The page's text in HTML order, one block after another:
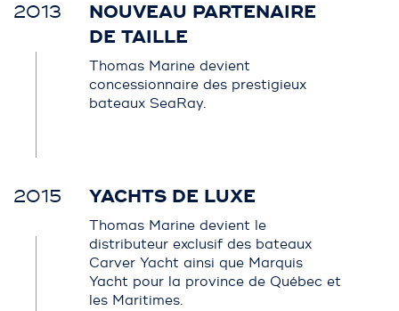
NOUVEAU PARTENAIRE
DE TAILLE
2013
Thomas Marine devient
concessionnaire des prestigieux
bateaux SeaRay.
YACHTS DE LUXE
2015
Thomas Marine devient le
distributeur exclusif des bateaux
Carver Yacht ainsi que Marquis
Yacht pour la province de Québec et
les Maritimes.